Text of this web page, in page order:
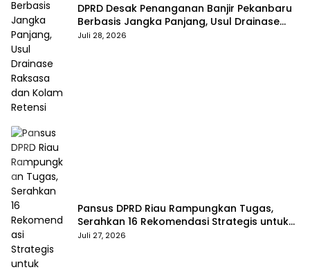
DPRD Desak Penanganan Banjir Pekanbaru
Berbasis Jangka Panjang, Usul Drainase
Raksasa dan Kolam Retensi
Juli 28, 2026
Pansus DPRD Riau Rampungkan Tugas,
Serahkan 16 Rekomendasi Strategis untuk
Dongkrak Pendapatan Daerah
Juli 27, 2026